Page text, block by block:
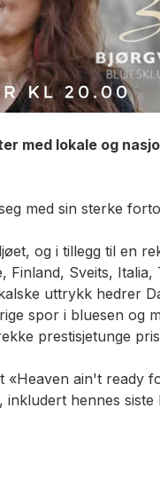
med lokale og
med sin sterke
og i tillegg til en
Sveits, Italia,
uttrykk hedrer
spor i bluesen og
prestisjetunge
ain't ready
hennes siste